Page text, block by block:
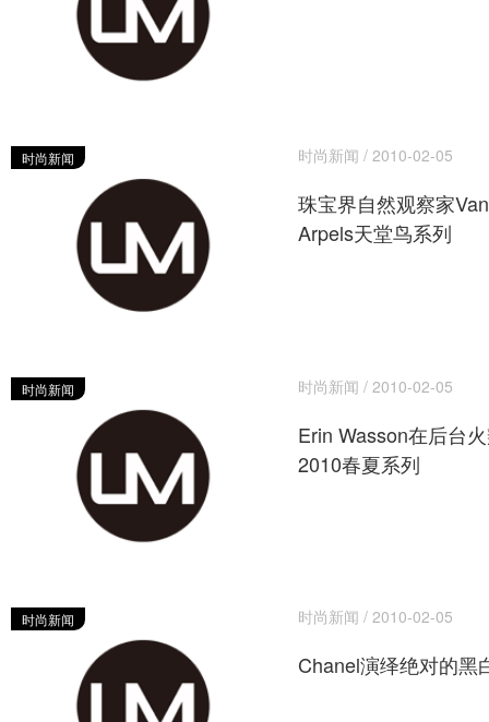
时尚新闻 时尚新闻 / 2010-02-05
珠宝界自然观察家
Arpels天堂鸟系列
时尚新闻 时尚新闻 / 2010-02-05
Erin Wasson在后台
2010春夏系列
时尚新闻 时尚新闻 / 2010-02-05
Chanel演绎绝对的黑